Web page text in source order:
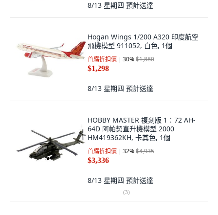
8/13 星期四 預計送達
Hogan Wings 1/200 A320 印度航空
飛機模型 911052, 白色, 1個
首購折扣價 30%$1,880
$1,298
8/13 星期四 預計送達
HOBBY MASTER 複刻版 1：72 AH-
64D 阿帕契直升機模型 2000
HM419362KH, 卡其色, 1個
首購折扣價 32%$4,935
$3,336
8/13 星期四 預計送達
(3)